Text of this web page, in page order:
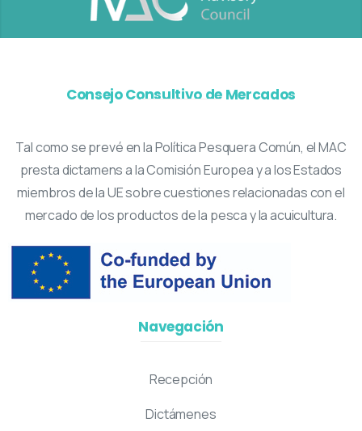
Consejo Consultivo de Mercados
Tal como se prevé en la Política Pesquera Común, el MAC
presta dictamens a la Comisión Europea y a los Estados
miembros de la UE sobre cuestiones relacionadas con el
mercado de los productos de la pesca y la acuicultura.
Navegación
Recepción
Dictámenes